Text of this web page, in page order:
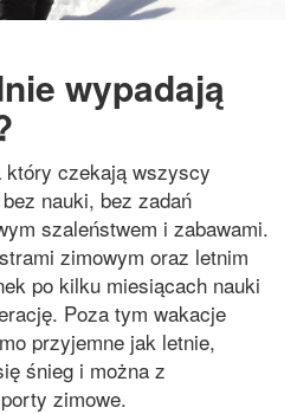
wypadają
który czekają wszyscy
nauki, bez zadań
szaleństwem i zabawami.
zimowym oraz letnim
po kilku miesiącach nauki
Poza tym wakacje
przyjemne jak letnie,
śnieg i można z
zimowe.